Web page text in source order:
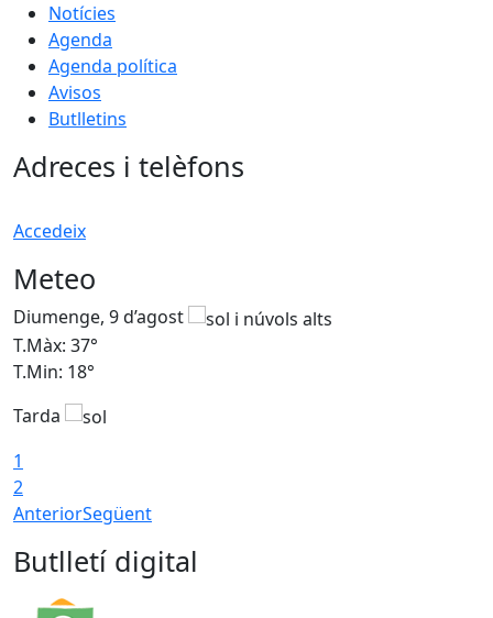
Notícies
Agenda
Agenda política
Avisos
Butlletins
Adreces i telèfons
Accedeix
Meteo
Diumenge, 9 d’agost
T.Màx: 37°
T.Min: 18°
Tarda
1
2
AnteriorSegüent
Butlletí digital